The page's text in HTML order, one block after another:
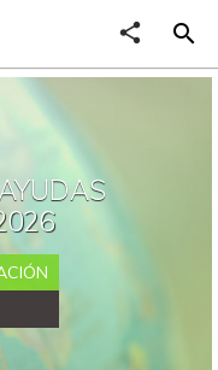
share search
Categorías